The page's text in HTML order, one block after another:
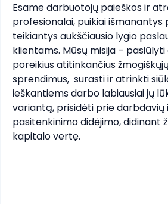
Esame darbuotojų paieškos ir
profesionalai, puikiai
teikiantys aukščiausio lygio
klientams. Mūsų misija –
poreikius atitinkančius
sprendimus,  surasti ir atrinkti
ieškantiems darbo labiausiai jų
variantą, prisidėti prie darbdavių
pasitenkinimo didėjimo, didinant
kapitalo vertę.